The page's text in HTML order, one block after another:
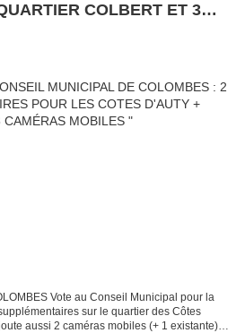
COLBERT ET 3
Vote au Conseil Municipal pour la
sur le quartier des Côtes
aussi 2 caméras mobiles (+ 1 existante)